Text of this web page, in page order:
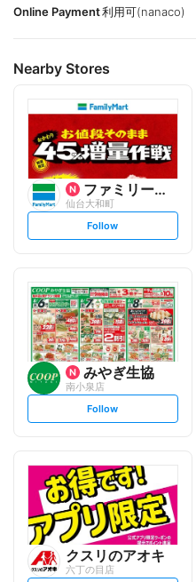
Online Payment利用可(nanaco)
Nearby Stores
ファミリーマート
仙台大和町
s
t
o
w
Follow
みやぎ生協
南小泉店
s
t
l
o
w
Follow
クスリのアオキ
六丁の目店